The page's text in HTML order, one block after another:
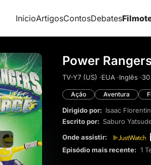
InícioArtigosContosDebates
Power
TV-Y7 (US) ·EUA ·Inglês ·30
Ação Aventura
Dirigido por: Isaac
Escrito por: Saburo
Onde assistir:
Episódio mais recente: 1